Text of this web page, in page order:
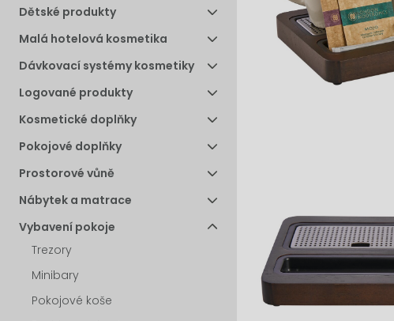
Dětské produkty
Malá hotelová kosmetika
Dávkovací systémy kosmetiky
Logované produkty
Kosmetické doplňky
Pokojové doplňky
Prostorové vůně
Nábytek a matrace
Vybavení pokoje
Trezory
Minibary
Pokojové koše